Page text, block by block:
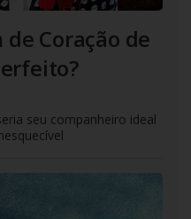
Coração de
seu companheiro ideal